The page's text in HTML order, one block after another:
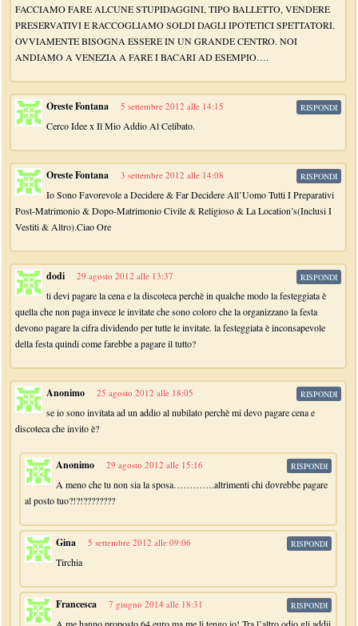
FACCIAMO FARE ALCUNE STUPIDAGGINI, TIPO BALLETTO, VENDERE
PRESERVATIVI E RACCOGLIAMO SOLDI DAGLI IPOTETICI SPETTATORI.
OVVIAMENTE BISOGNA ESSERE IN UN GRANDE CENTRO. NOI
ANDIAMO A VENEZIA A FARE I BACARI AD ESEMPIO….
Oreste Fontana 5 settembre 2012 alle 14:15
Cerco Idee x Il Mio Addio Al Celibato.
RISPONDI
Oreste Fontana 3 settembre 2012 alle 14:08
Io Sono Favorevole a Decidere & Far Decidere All’Uomo Tutti I Preparativi
Post-Matrimonio & Dopo-Matrimonio Civile & Religioso & La Location’s(Inclusi I
Vestiti & Altro).Ciao Ore
RISPONDI
dodi 29 agosto 2012 alle 13:37
ti devi pagare la cena e la discoteca perchè in qualche modo la festeggiata è
quella che non paga invece le invitate che sono coloro che la organizzano la festa
devono pagare la cifra dividendo per tutte le invitate. la festeggiata è inconsapevole
della festa quindi come farebbe a pagare il tutto?
RISPONDI
Anonimo 25 agosto 2012 alle 18:05
se io sono invitata ad un addio al nubilato perchè mi devo pagare cena e
discoteca che invito è?
RISPONDI
Anonimo 29 agosto 2012 alle 15:16
A meno che tu non sia la sposa………….altrimenti chi dovrebbe pagare
al posto tuo?!?!????????
RISPONDI
Gina 5 settembre 2012 alle 09:06
Tirchia
RISPONDI
Francesca 7 giugno 2014 alle 18:31 RISPONDI